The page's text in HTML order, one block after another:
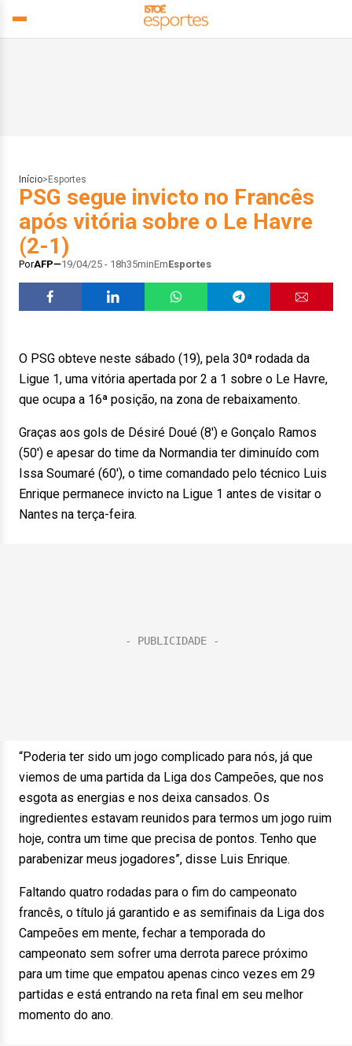
Início> Esportes
PSG segue invicto no Francês
após vitória sobre o Le Havre
(2-1)
PorAFP 19/04/25 - 18h35minEmEsportes
O PSG obteve neste sábado (19), pela 30ª rodada da
Ligue 1, uma vitória apertada por 2 a 1 sobre o Le Havre,
que ocupa a 16ª posição, na zona de rebaixamento.
Graças aos gols de Désiré Doué (8′) e Gonçalo Ramos
(50′) e apesar do time da Normandia ter diminuído com
Issa Soumaré (60′), o time comandado pelo técnico Luis
Enrique permanece invicto na Ligue 1 antes de visitar o
Nantes na terça-feira.
“Poderia ter sido um jogo complicado para nós, já que
viemos de uma partida da Liga dos Campeões, que nos
esgota as energias e nos deixa cansados. Os
ingredientes estavam reunidos para termos um jogo ruim
hoje, contra um time que precisa de pontos. Tenho que
parabenizar meus jogadores”, disse Luis Enrique.
Faltando quatro rodadas para o fim do campeonato
francês, o título já garantido e as semifinais da Liga dos
Campeões em mente, fechar a temporada do
campeonato sem sofrer uma derrota parece próximo
para um time que empatou apenas cinco vezes em 29
partidas e está entrando na reta final em seu melhor
momento do ano.